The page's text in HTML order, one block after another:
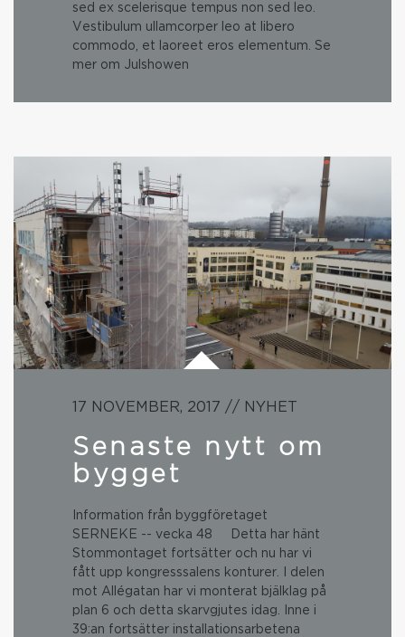
sed ex scelerisque tempus non sed leo.
Vestibulum ullamcorper leo at libero
commodo, et laoreet eros elementum. Se
mer om Julshowen
17 NOVEMBER, 2017 // NYHET
Senaste nytt om
bygget
Information från byggföretaget
SERNEKE -- vecka 48 Detta har hänt
Stommontaget fortsätter och nu har vi
fått upp kongresssalens konturer. I delen
mot Allégatan har vi monterat bjälklag på
plan 6 och detta skarvgjutes idag. Inne i
39:an fortsätter installationsarbetena